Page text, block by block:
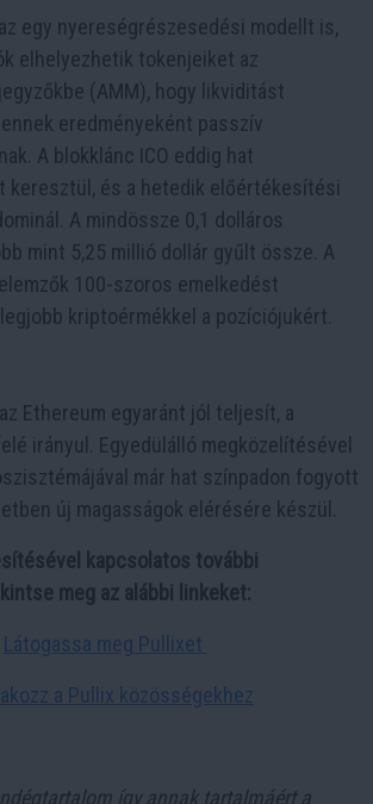
egy nyereségrészesedési modellt is,
elhelyezhetik tokenjeiket az
(AMM), hogy likviditást
eredményeként passzív
A blokklánc ICO eddig hat
keresztül, és a hetedik előértékesítési
A mindössze 0,1 dolláros
mint 5,25 millió dollár gyűlt össze. A
100-szoros emelkedést
kriptoérmékkel a pozíciójukért.
Ethereum egyaránt jól teljesít, a
irányul. Egyedülálló megközelítésével
már hat színpadon fogyott
új magasságok elérésére készül.
kapcsolatos további
meg az alábbi linkeket:
Látogassa meg Pullixet
a Pullix közösségekhez
így annak tartalmáért a